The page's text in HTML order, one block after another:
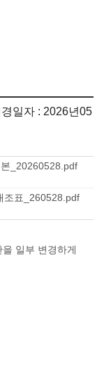
일자 : 2026년05
_20260528.pdf
조표_260528.pdf
일부 변경하게